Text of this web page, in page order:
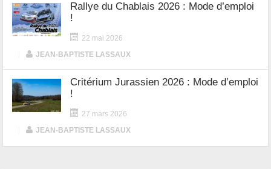
Rallye du Chablais 2026 : Mode d’emploi
!
22 mai 2026
JEAN-BAPTISTE LASSAUX
Critérium Jurassien 2026 : Mode d’emploi
!
27 mars 2026
JEAN-BAPTISTE LASSAUX